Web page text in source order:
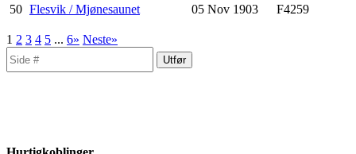
50 Flesvik / Mjønesaunet 05 Nov 1903 F4259
1 2 3 4 5 ... 6» Neste»